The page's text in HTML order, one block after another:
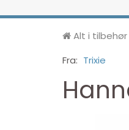
Alt i
Fra: Trixie